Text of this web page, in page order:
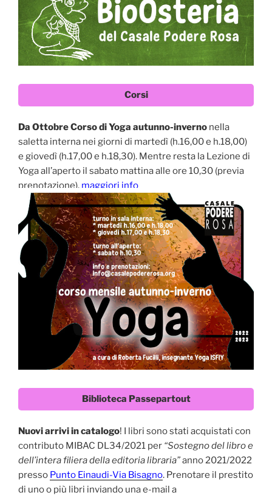
Corsi
Da Ottobre Corso di Yoga autunno-inverno nella
saletta interna nei giorni di martedì (h.16,00 e h.18,00)
e giovedì (h.17,00 e h.18,30). Mentre resta la Lezione di
Yoga all’aperto il sabato mattina alle ore 10,30 (previa
prenotazione). maggiori info
Biblioteca Passepartout
Nuovi arrivi in catalogo! I libri sono stati acquistati con
contributo MIBAC DL34/2021 per “Sostegno del libro e
dell’intera filiera della editoria libraria”anno 2021/2022
presso Punto Einaudi-Via Bisagno. Prenotare il prestito
di uno o più libri inviando una e-mail a